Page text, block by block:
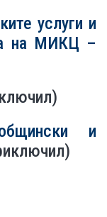
услуги и
на МИКЦ –
и